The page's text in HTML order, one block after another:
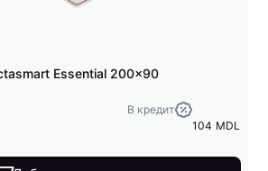
Essential 200x90
В кредит
104 MDL